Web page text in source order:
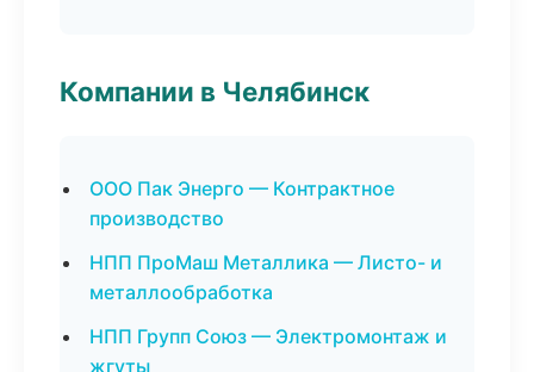
Компании в Челябинск
ООО Пак Энерго — Контрактное
производство
НПП ПроМаш Металлика — Листо- и
металлообработка
НПП Групп Союз — Электромонтаж и
жгуты